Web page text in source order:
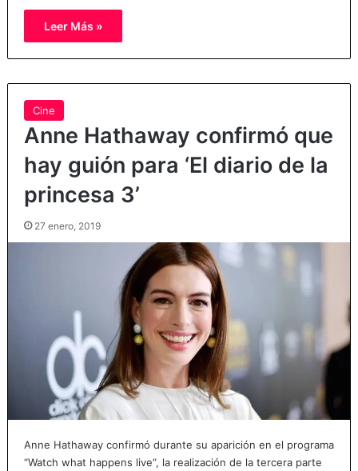
Leer Más »
Cine
Anne Hathaway confirmó que
hay guión para ‘El diario de la
princesa 3’
27 enero, 2019
Anne Hathaway confirmó durante su aparición en el programa
“Watch what happens live”, la realización de la tercera parte